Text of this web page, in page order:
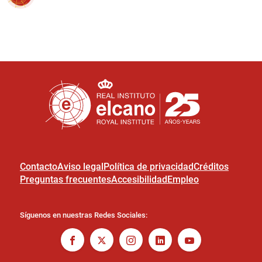
ContactoAviso legalPolítica de privacidadCréditos
Preguntas frecuentesAccesibilidadEmpleo
Síguenos en nuestras Redes Sociales: